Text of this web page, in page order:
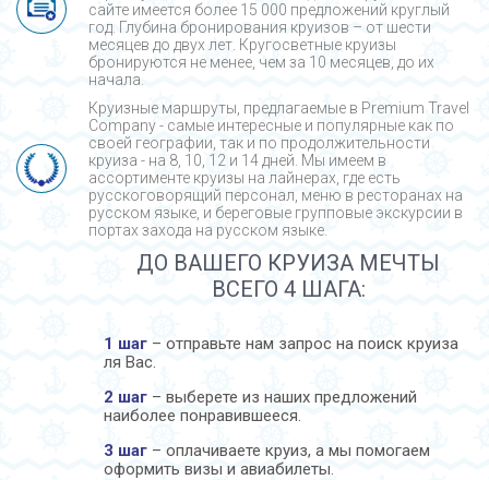
сайте имеется более 15 000 предложений круглый
год. Глубина бронирования круизов – от шести
месяцев до двух лет. Кругосветные круизы
бронируются не менее, чем за 10 месяцев, до их
начала.
Круизные маршруты, предлагаемые в Premium Travel
Company - cамые интересные и популярные как по
своей географии, так и по продолжительности
круиза - на 8, 10, 12 и 14 дней. Мы имеем в
ассортименте круизы на лайнерах, где есть
русскоговорящий персонал, меню в ресторанах на
русском языке, и береговые групповые экскурсии в
портах захода на русском языке.
ДО ВАШЕГО КРУИЗА МЕЧТЫ
ВСЕГО 4 ШАГА:
1 шаг – отправьте нам запрос на поиск круиза
ля Вас.
2 шаг – выберете из наших предложений
наиболее понравившееся.
3 шаг – оплачиваете круиз, а мы помогаем
оформить визы и авиабилеты.